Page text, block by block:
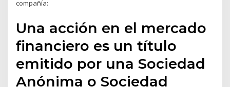
compañía:
Una acción en el mercado
financiero es un título
emitido por una Sociedad
Anónima o Sociedad